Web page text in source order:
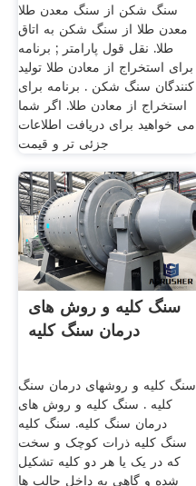
سنگ شکن از سنگ معدن طلا
معدن طلا از سنگ شکن به اتاق
طلا. نقل قول پارامتر ; برنامه
برای استخراج از معادن طلا تولید
کنندگان سنگ شکن . برنامه برای
استخراج از معادن طلا. اگر شما
می خواهید برای دریافت اطلاعات
جزئی تر و قیمت
سنگ کلیه و روش های
درمان سنگ کلیه
سنگ کلیه و روشهای درمان سنگ
کلیه . سنگ کلیه و روش های
درمان سنگ کلیه. سنگ کلیه
سنگ کلیه ذرات کوچک و سخت
که در یک یا هر دو کلیه تشکیل
شده و گاهی به داخل حالب ها